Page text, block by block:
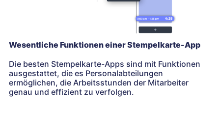
Wesentliche Funktionen einer Stempelkarte-App
Die besten Stempelkarte-Apps sind mit Funktionen
ausgestattet, die es Personalabteilungen
ermöglichen, die Arbeitsstunden der Mitarbeiter
genau und effizient zu verfolgen.